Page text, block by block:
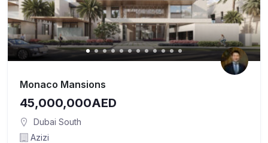
Monaco Mansions
45,000,000AED
Dubai South
Azizi